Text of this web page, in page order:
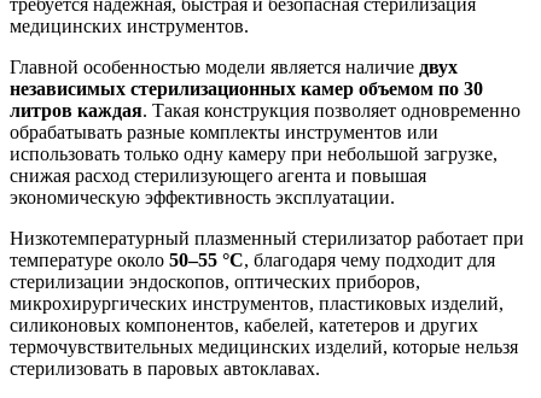
требуется надежная, быстрая и безопасная стерилизация
медицинских инструментов.
Главной особенностью модели является наличие двух
независимых стерилизационных камер объемом по 30
литров каждая. Такая конструкция позволяет одновременно
обрабатывать разные комплекты инструментов или
использовать только одну камеру при небольшой загрузке,
снижая расход стерилизующего агента и повышая
экономическую эффективность эксплуатации.
Низкотемпературный плазменный стерилизатор работает при
температуре около 50–55 °C, благодаря чему подходит для
стерилизации эндоскопов, оптических приборов,
микрохирургических инструментов, пластиковых изделий,
силиконовых компонентов, кабелей, катетеров и других
термочувствительных медицинских изделий, которые нельзя
стерилизовать в паровых автоклавах.